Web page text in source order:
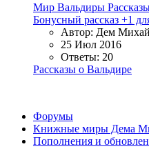
Мир Вальдиры
Бонусный рассказ +1
Автор: Дем
25 Июл 2016
Ответы: 20
Рассказы о Вальдире
Форумы
Книжные миры Дема
Пополнения и